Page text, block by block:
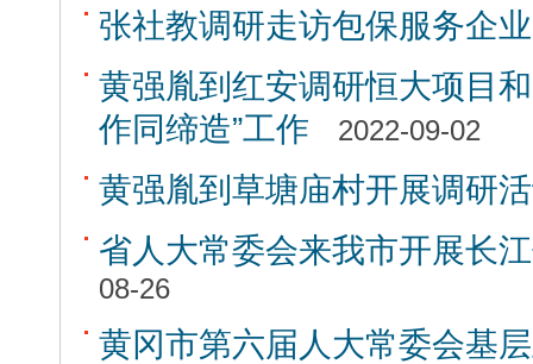
张社教调研走访包保服务企
黄强胤到红安调研恒大项目
作同缔造”工作
2022-09-02
黄强胤到草塘庙村开展调研
省人大常委会来我市开展长
08-26
黄冈市第六届人大常委会基